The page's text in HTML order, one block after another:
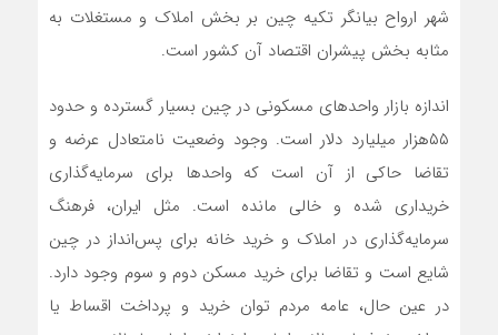
شهر ارواح بیانگر تکیه چین بر بخش املاک و مستغلات به
مثابه بخش پیشران اقتصاد آن کشور است.
اندازه بازار واحدهای مسکونی در چین بسیار گسترده و حدود
۵۵هزار میلیارد دلار است. وجود وضعیت نامتعادل عرضه و
تقاضا حاکی از آن است که واحدها برای سرمایه‌گذاری
خریداری شده و خالی مانده است. مثل ایران، فرهنگ
سرمایه‌گذاری در املاک و خرید خانه برای پس‌انداز در چین
شایع است و تقاضا برای خرید مسکن دوم و سوم وجود دارد.
در عین حال، عامه مردم توان خرید و پرداخت اقساط یا